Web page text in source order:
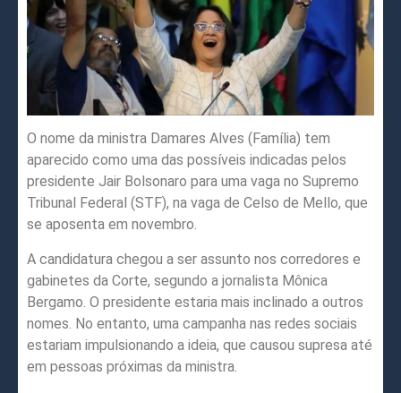
O nome da ministra Damares Alves (Família) tem
aparecido como uma das possíveis indicadas pelos
presidente Jair Bolsonaro para uma vaga no Supremo
Tribunal Federal (STF), na vaga de Celso de Mello, que
se aposenta em novembro.
A candidatura chegou a ser assunto nos corredores e
gabinetes da Corte, segundo a jornalista Mônica
Bergamo. O presidente estaria mais inclinado a outros
nomes. No entanto, uma campanha nas redes sociais
estariam impulsionando a ideia, que causou supresa até
em pessoas próximas da ministra.